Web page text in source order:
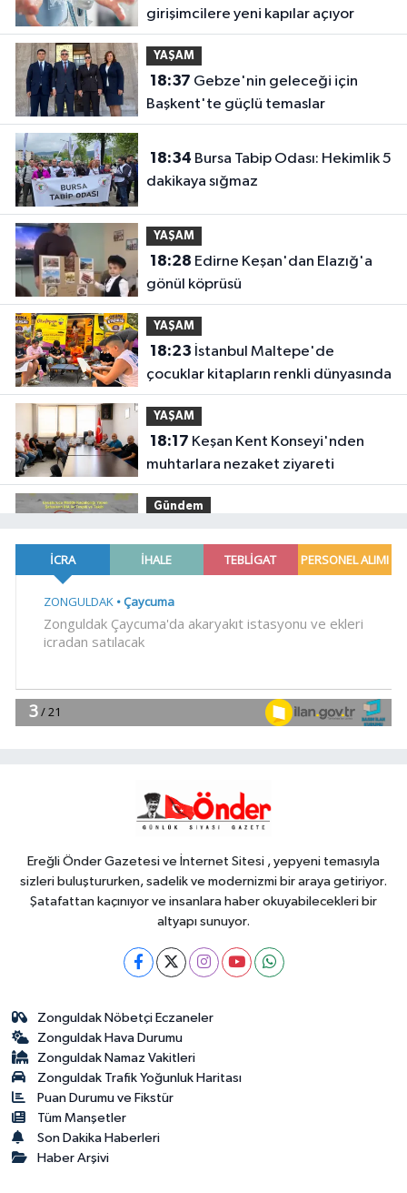
girişimcilere yeni kapılar açıyor
YAŞAM
18:37
Başkent'te güçlü temaslar
18:34
dakikaya sığmaz
YAŞAM
18:28
gönül köprüsü
YAŞAM
18:23
çocuklar kitapların renkli dünyasında
YAŞAM
18:17
muhtarlara nezaket ziyareti
Gündem
operasyonda 253 kilo esrar ele
geçirildi
18:06İzmir Karabağlar Meclisi'nde
17:51
için kura çekimi gerçekleştirildi
Ereğli Önder Gazetesi ve İnternet Sitesi , yepyeni temasıyla
sizleri buluştururken, sadelik ve modernizmi bir araya getiriyor.
Şatafattan kaçınıyor ve insanlara haber okuyabilecekleri bir
altyapı sunuyor.
Zonguldak Nöbetçi Eczaneler
Zonguldak Hava Durumu
Zonguldak Namaz Vakitleri
Zonguldak Trafik Yoğunluk Haritası
Puan Durumu ve Fikstür
Tüm Manşetler
Son Dakika Haberleri
Haber Arşivi